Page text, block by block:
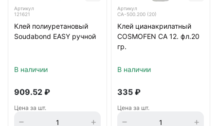
Артикул
121621
Клей полиуретановый
Soudabond EASY ручной
В наличии
909.52 ₽
Цена за шт.
Артикул
СА-500.200 (20)
Клей цианакрилатный
COSMOFEN CA 12. фл.20
гр.
В наличии
335 ₽
Цена за шт.